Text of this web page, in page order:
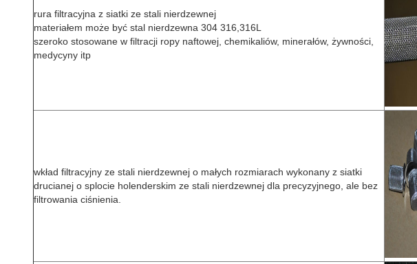
rura filtracyjna z siatki ze stali nierdzewnej
materiałem może być stal nierdzewna 304 316,316L
szeroko stosowane w filtracji ropy naftowej, chemikaliów, minerałów, żywności,
medycyny itp
wkład filtracyjny ze stali nierdzewnej o małych rozmiarach wykonany z siatki
drucianej o splocie holenderskim ze stali nierdzewnej dla precyzyjnego, ale bez
filtrowania ciśnienia.